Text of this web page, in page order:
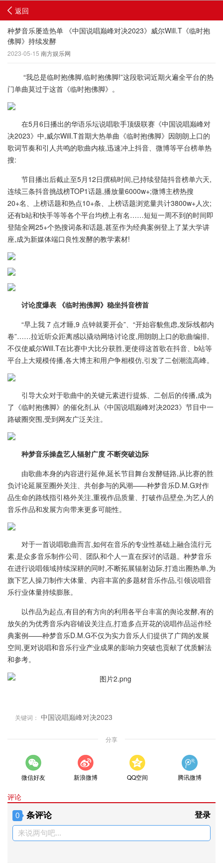
返回
种梦音乐屡造热单 《中国说唱巅峰对决2023》威尔Will.T《临时抱
佛脚》持续发酵
2023-05-15 南方娱乐网
“我总是临时抱佛脚,临时抱佛脚!”这段歌词近期火遍全平台的热
门单曲莫过于这首《临时抱佛脚》。
在5月6日播出的华语乐坛说唱歌手顶级联赛《中国说唱巅峰对
决2023》中,威尔Will.T首期大热单曲《临时抱佛脚》因朗朗上口的
歌词节奏和引人共鸣的歌曲内核,迅速冲上抖音、微博等平台榜单热
搜:
节目播出后截止至5月12日撰稿时间,已持续登陆抖音榜单六天,
连续三条抖音挑战榜TOP1话题,播放量6000w+;微博主榜热搜
20+名、上榜话题和热点10+条、上榜话题浏览量共计3800w+人次;
还有b站和快手等等各个平台均榜上有名……短短一周不到的时间即
登陆全网25+个热搜词条和话题,甚至作为经典案例登上了某大学讲
座,成为新媒体端口良性发酵的教学素材!
讨论度爆表 《临时抱佛脚》稳坐抖音榜首
“早上我 7 点才睡,9 点钟就要开会”、“开始容貌焦虑,发际线都内
卷”……拉近听众距离感以撬动网络讨论度,用朗朗上口的歌曲编排,
不仅使威尔Will.T在比赛中大比分获胜,更使得这首歌在抖音、b站等
平台上大规模传播,各大博主和用户争相模仿,引发了二创潮流高峰。
引导大众对于歌曲中的关键元素进行提炼、二创后的传播,成为
了《临时抱佛脚》的催化剂,从《中国说唱巅峰对决2023》节目中一
路破圈突围,受到网友广泛关注。
种梦音乐操盘艺人辐射广度 不断突破边际
由歌曲本身的内容进行延伸,延长节目舞台发酵链路,从比赛的胜
负讨论延展至圈外关注、共创参与的风潮——种梦音乐D.M.G对作
品生命的路线指引格外关注,重视作品质量、打破作品壁垒,为艺人的
音乐作品和发展方向带来更多可能性。
对于一首说唱歌曲而言,如何在音乐的专业性基础上融合流行元
素,是众多音乐制作公司、团队和个人一直在探讨的话题。种梦音乐
在进行说唱领域持续深耕的同时,不断拓展辐射边际,打造出圈热单,为
旗下艺人操刀制作大体量、内容丰富的多题材音乐作品,引领说唱音
乐行业体量持续膨胀。
以作品为起点,有目的有方向的利用各平台丰富的舆论发酵,有的
放矢的为优秀音乐内容铺设关注点,打造多点开花的说唱作品运作经
典案例——种梦音乐D.M.G不仅为实力音乐人们提供了广阔的发展
空间,更对说唱和音乐行业产业成果的影响力突破也贡献了优质解法
和参考。
关键词： 中国说唱巅峰对决2023
分享
微信好友 新浪微博 QQ空间 腾讯微博
评论
0 条评论 登录
来说两句吧...